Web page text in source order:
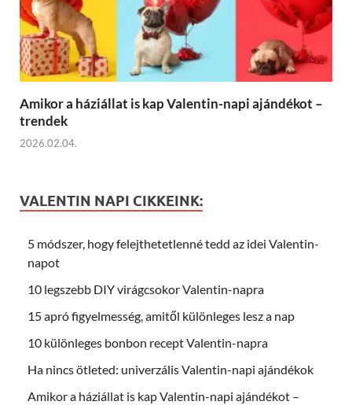
Amikor a háziállat is kap Valentin-napi ajándékot –
trendek
2026.02.04.
VALENTIN NAPI CIKKEINK:
5 módszer, hogy felejthetetlenné tedd az idei Valentin-
napot
10 legszebb DIY virágcsokor Valentin-napra
15 apró figyelmesség, amitől különleges lesz a nap
10 különleges bonbon recept Valentin-napra
Ha nincs ötleted: univerzális Valentin-napi ajándékok
Amikor a háziállat is kap Valentin-napi ajándékot –